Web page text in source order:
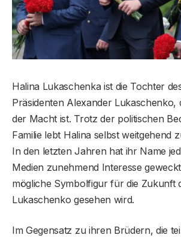
Halina Lukaschenka ist die Tochter
Präsidenten Alexander Lukaschenko,
der Macht ist. Trotz der politischen
Familie lebt Halina selbst weitgehend
In den letzten Jahren hat ihr Name
Medien zunehmend Interesse
mögliche Symbolfigur für die Zukunft
Lukaschenko gesehen wird.
Im Gegensatz zu ihren Brüdern, die